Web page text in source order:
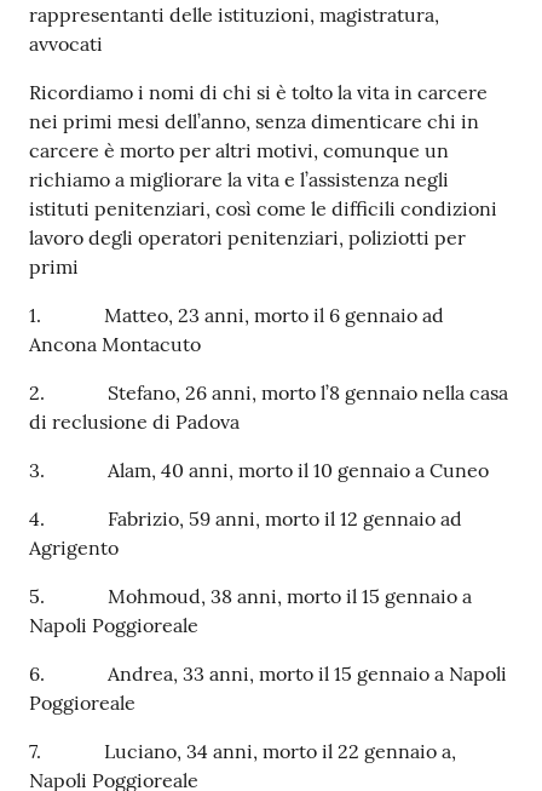
rappresentanti delle istituzioni, magistratura,
avvocati
Ricordiamo i nomi di chi si è tolto la vita in carcere
nei primi mesi dell’anno, senza dimenticare chi in
carcere è morto per altri motivi, comunque un
richiamo a migliorare la vita e l’assistenza negli
istituti penitenziari, così come le difficili condizioni
lavoro degli operatori penitenziari, poliziotti per
primi
1. Matteo, 23 anni, morto il 6 gennaio ad
Ancona Montacuto
2. Stefano, 26 anni, morto l’8 gennaio nella casa
di reclusione di Padova
3. Alam, 40 anni, morto il 10 gennaio a Cuneo
4. Fabrizio, 59 anni, morto il 12 gennaio ad
Agrigento
5. Mohmoud, 38 anni, morto il 15 gennaio a
Napoli Poggioreale
6. Andrea, 33 anni, morto il 15 gennaio a Napoli
Poggioreale
7. Luciano, 34 anni, morto il 22 gennaio a,
Napoli Poggioreale